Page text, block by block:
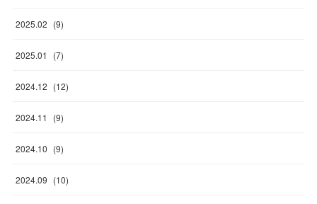
2025.02 (9)
2025.01 (7)
2024.12 (12)
2024.11 (9)
2024.10 (9)
2024.09 (10)